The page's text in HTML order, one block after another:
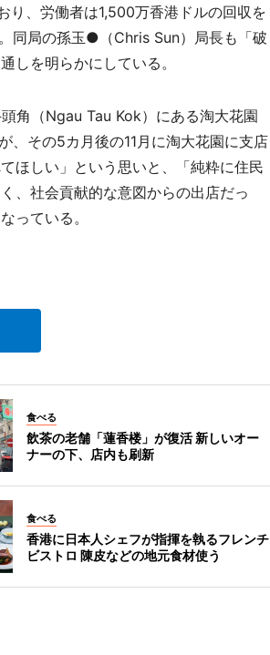
、労働者は1,500万香港ドルの回収を
同局の孫玉●（Chris Sun）局長も「破
しを明らかにしている。
角（Ngau Tau Kok）にある淘大花園
、その5カ月後の11月に淘大花園に支店
ほしい」という思いと、「純粋に住民
、社会貢献的な意図からの出店だっ
っている。
食べる
飲茶の老舗「蓮香楼」が復活 新しいオー
ナーの下、店内も刷新
食べる
香港に日本人シェフが指揮を執るフレンチ
ビストロ 陳皮などの地元食材使う